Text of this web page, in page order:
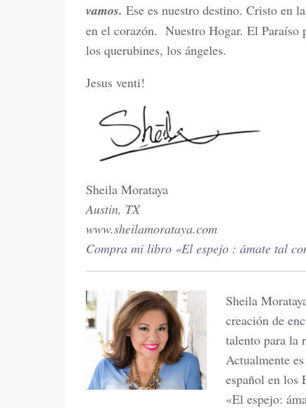
vamos. Ese es nuestro destino. Cristo en
en el corazón. Nuestro Hogar. El Paraíso
los querubines, los ángeles.
Jesus venti!
Sheila Morataya
Austin, TX
www.sheilamorataya.com
Compra mi libro «El espejo : ámate tal
Sheila
creación de
talento para la
Actualmente
español en los
«El espejo: